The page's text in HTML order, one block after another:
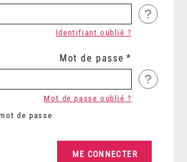
?
Identifiant oublié ?
Mot de passe
?
de passe
Mot de passe oublié ?